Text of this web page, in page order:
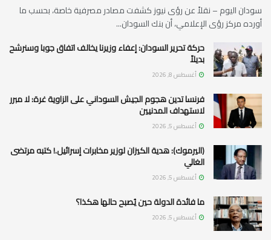
سودان اليوم – نقلاً عن رؤى نيوز كشفت مصادر مصرفية خاصة، بحسب ما
أورده مركز رؤى الإعلامي، أن بنك السودان...
حركة تحرير السودان: إعفاء وزيرنا يخالف اتفاق جوبا وسنرشح
بديلاً
أغسطس 8, 2026
فرنسا تدين هجوم الجيش السوداني على الزاوية غرة: لا مبرر
لاستهداف المدنيين
أغسطس 5, 2026
(اليرموك): هدية الكيزان لوزير مخابرات إسرائيل.! كتبه مرتضى
الغالي
أغسطس 5, 2026
ما فائدة الدولة حين يُصبح حالها هكذا؟
أغسطس 5, 2026